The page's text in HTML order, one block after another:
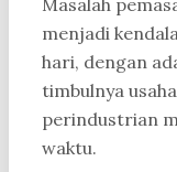
Masalah
menjadi
hari, dengan
timbulnya
perindustrian
waktu.